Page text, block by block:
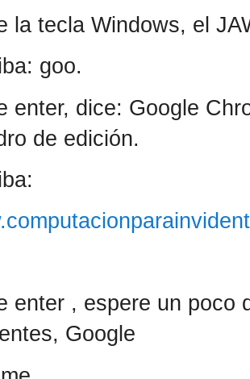
la tecla Windows, el
goo.
enter, dice: Google
de edición.
enter , espere un poco
Google